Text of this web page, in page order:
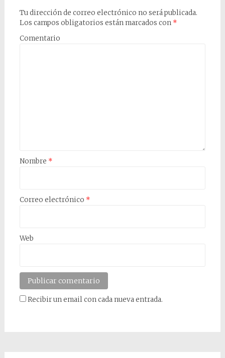
Tu dirección de correo electrónico no será publicada.
Los campos obligatorios están marcados con *
Comentario
Nombre *
Correo electrónico *
Web
Recibir un email con cada nueva entrada.